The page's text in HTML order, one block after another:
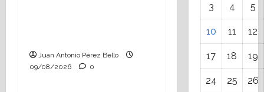
Juan Antonio Pérez Bello
09/08/2026
0
Hablemos de educación
3 4 5
10 11 12
17 18 19
24 25 26